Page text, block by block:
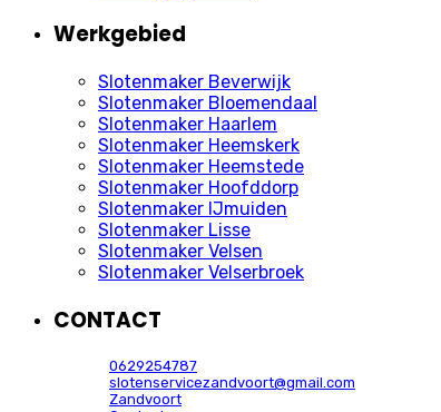
Werkgebied
Slotenmaker Beverwijk
Slotenmaker Bloemendaal
Slotenmaker Haarlem
Slotenmaker Heemskerk
Slotenmaker Heemstede
Slotenmaker Hoofddorp
Slotenmaker IJmuiden
Slotenmaker Lisse
Slotenmaker Velsen
Slotenmaker Velserbroek
CONTACT
0629254787
slotenservicezandvoort@gmail.com
Zandvoort